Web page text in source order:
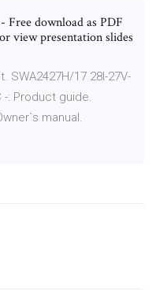
Free download as PDF
view presentation slides
SWA2427H/17 28I-27V-
-: Product guide.
manual.